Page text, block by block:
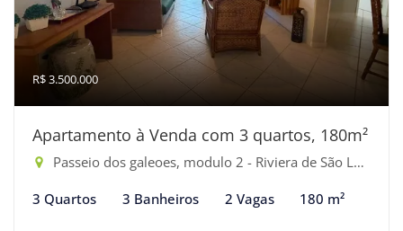
R$ 3.500.000
Apartamento à Venda com 3 quartos, 180m²
Passeio dos galeoes, modulo 2 - Riviera de São Lourenço, Bertioga-SP
3 Quartos 3 Banheiros 2 Vagas 180 m²